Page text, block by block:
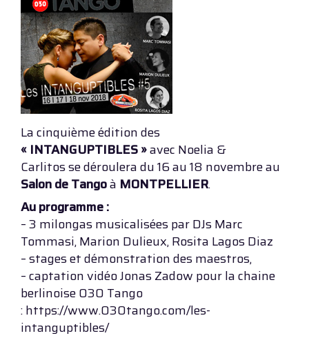
La cinquième édition des
« INTANGUPTIBLES »avec Noelia &
Carlitos se déroulera du 16 au 18 novembre au
Salon de Tangoà MONTPELLIER.
Au programme :
– 3 milongas musicalisées par DJs Marc
Tommasi, Marion Dulieux, Rosita Lagos Diaz
– stages et démonstration des maestros,
– captation vidéo Jonas Zadow pour la chaine
berlinoise 030 Tango
: https://www.030tango.com/les-
intanguptibles/